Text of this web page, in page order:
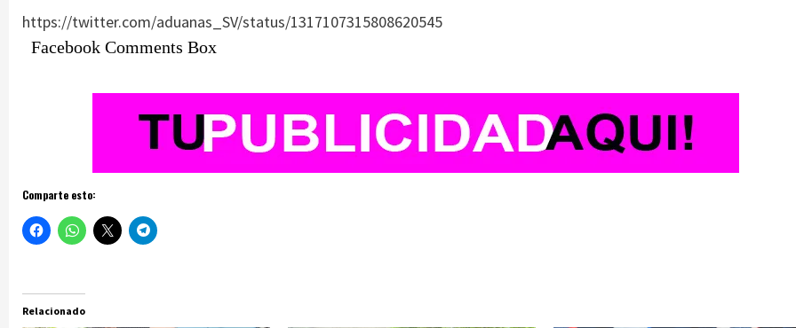
https://twitter.com/aduanas_SV/status/1317107315808620545
Facebook Comments Box
Comparte esto:
Relacionado